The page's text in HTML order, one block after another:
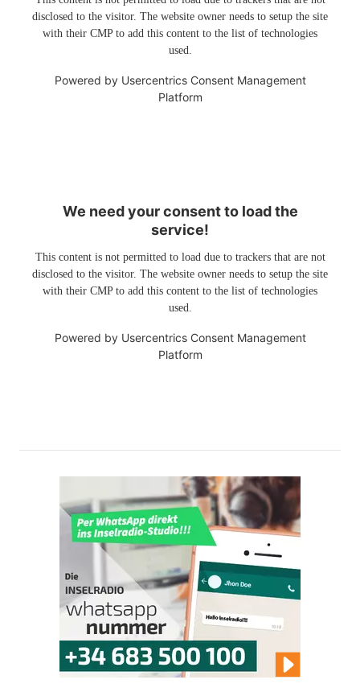
disclosed to the visitor. The website owner needs to setup the site
with their CMP to add this content to the list of technologies
used.
Powered by Usercentrics Consent Management
Platform
We need your consent to load the
service!
This content is not permitted to load due to trackers that are not
disclosed to the visitor. The website owner needs to setup the site
with their CMP to add this content to the list of technologies
used.
Powered by Usercentrics Consent Management
Platform